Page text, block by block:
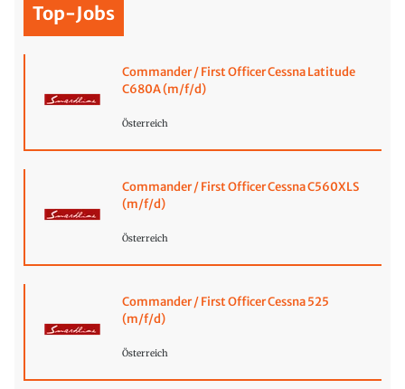
Top-Jobs
Commander / First Officer Cessna Latitude
C680A (m/f/d)
Österreich
Commander / First Officer Cessna C560XLS
(m/f/d)
Österreich
Commander / First Officer Cessna 525
(m/f/d)
Österreich